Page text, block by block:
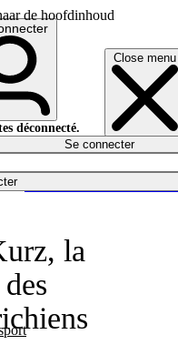
de hoofdinhoud
Close menu
déconnecté.
Se connecter
la